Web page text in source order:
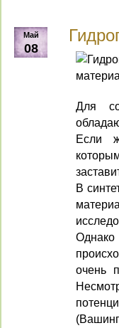
Май
08
Для
Если
В
очень